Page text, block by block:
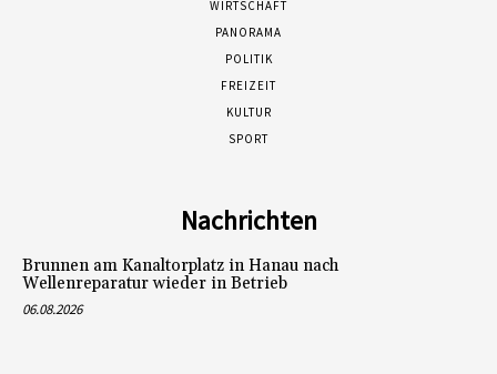
WIRTSCHAFT
PANORAMA
POLITIK
FREIZEIT
KULTUR
SPORT
Nachrichten
Brunnen am Kanaltorplatz in Hanau nach
Wellenreparatur wieder in Betrieb
06.08.2026